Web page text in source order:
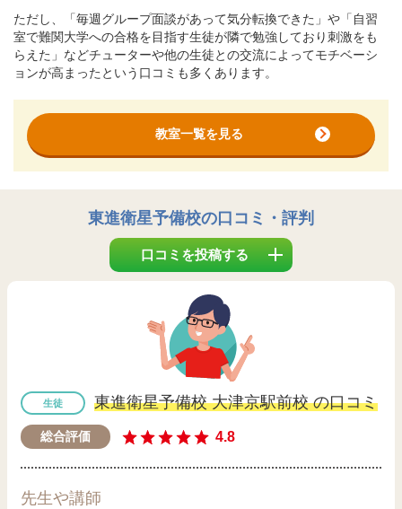
ただし、「毎週グループ面談があって気分転換できた」や「自習
室で難関大学への合格を目指す生徒が隣で勉強しており刺激をも
らえた」などチューターや他の生徒との交流によってモチベーシ
ョンが高まったという口コミも多くあります。
教室一覧を見る
東進衛星予備校の口コミ・評判
口コミを投稿する
生徒 東進衛星予備校 大津京駅前校 の口コミ
総合評価 4.8
先生や講師